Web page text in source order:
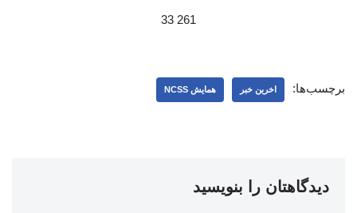
261 33
برچسب‌ها: اخرین خبر همایش NCSS
دیدگاهتان را بنویسید